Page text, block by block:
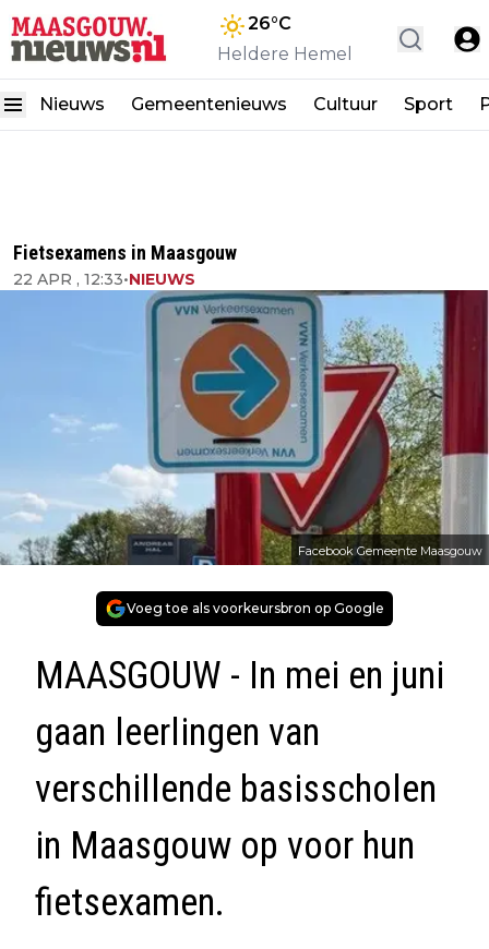
26°C
Heldere Hemel
Nieuws Gemeentenieuws Cultuur Sport
Fietsexamens in Maasgouw
22 APR , 12:33•NIEUWS
Facebook Gemeente Maasgouw
Voeg toe als voorkeursbron op Google
MAASGOUW - In mei en juni
gaan leerlingen van
verschillende basisscholen
in Maasgouw op voor hun
fietsexamen.